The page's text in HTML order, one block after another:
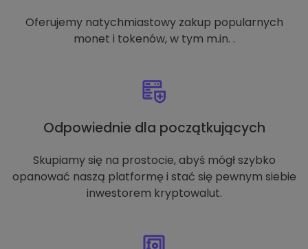
Oferujemy natychmiastowy zakup popularnych
monet i tokenów, w tym m.in. .
Odpowiednie dla początkujących
Skupiamy się na prostocie, abyś mógł szybko
opanować naszą platformę i stać się pewnym siebie
inwestorem kryptowalut.